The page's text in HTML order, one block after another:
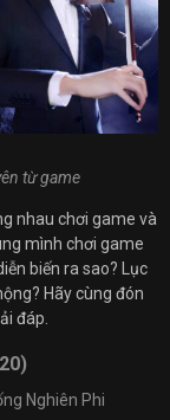
từ game
nhau chơi game và
mình chơi game
biến ra sao? Lục
Hãy cùng đón
đáp.
Nghiên Phi